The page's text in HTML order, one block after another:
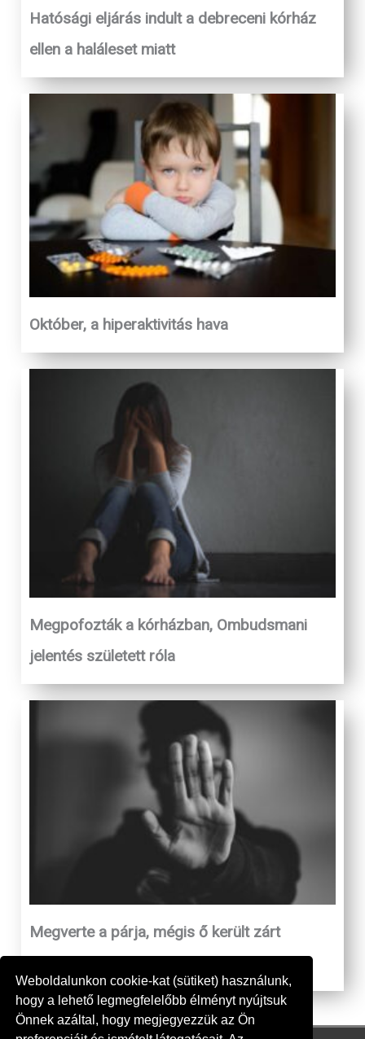
Weboldalunkon cookie-kat (sütiket) használunk,
hogy a lehető legmegfelelőbb élményt nyújtsuk
Önnek azáltal, hogy megjegyezzük az Ön
Hatósági eljárás indult a debreceni kórház
ellen a haláleset miatt
Október, a hiperaktivitás hava
Megpofozták a kórházban, Ombudsmani
jelentés született róla
Megverte a párja, mégis ő került zárt